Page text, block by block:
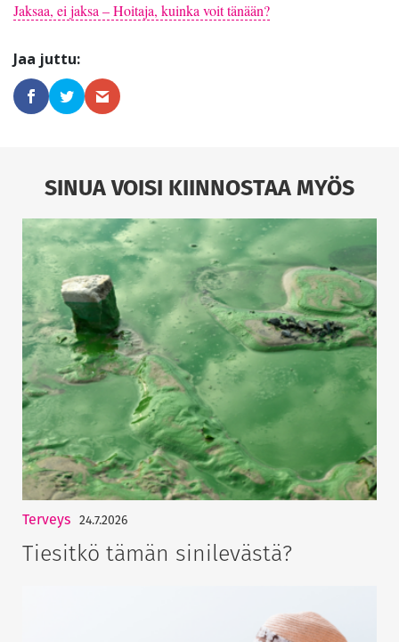
Jaksaa, ei jaksa – Hoitaja, kuinka voit tänään?
SINUA VOISI KIINNOSTAA MYÖS
Terveys 24.7.2026
Tiesitkö tämän sinilevästä?